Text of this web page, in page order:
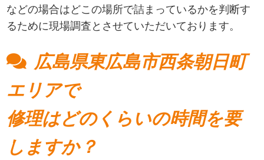
などの場合はどこの場所で詰まっているかを判断す
るために現場調査とさせていただいております。
広島県東広島市西条朝日町
エリアで
修理はどのくらいの時間を要
しますか？